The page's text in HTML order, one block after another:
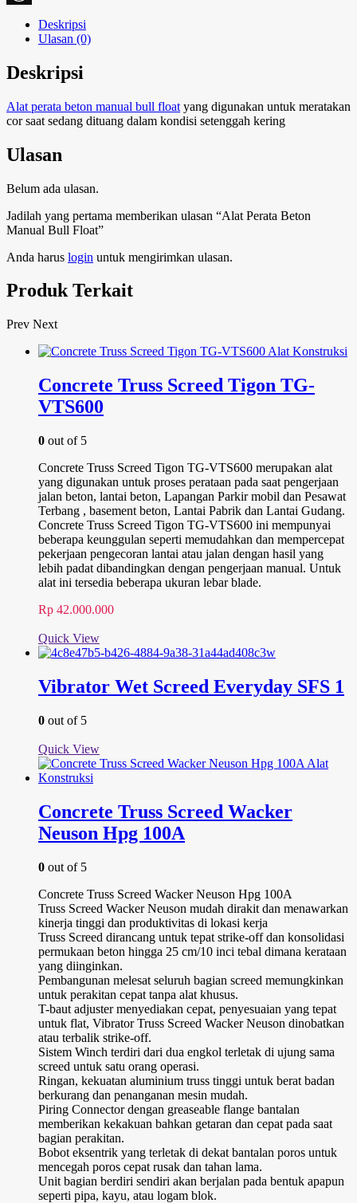
WordPress
Deskripsi
Ulasan (0)
Deskripsi
Alat perata beton manual bull float yang digunakan untuk meratakan
cor saat sedang dituang dalam kondisi setenggah kering
Ulasan
Belum ada ulasan.
Jadilah yang pertama memberikan ulasan “Alat Perata Beton
Manual Bull Float”
Anda harus login untuk mengirimkan ulasan.
Produk Terkait
Prev Next
Concrete Truss Screed Tigon TG-
VTS600
0 out of 5
Concrete Truss Screed Tigon TG-VTS600 merupakan alat
yang digunakan untuk proses perataan pada saat pengerjaan
jalan beton, lantai beton, Lapangan Parkir mobil dan Pesawat
Terbang , basement beton, Lantai Pabrik dan Lantai Gudang.
Concrete Truss Screed Tigon TG-VTS600 ini mempunyai
beberapa keunggulan seperti memudahkan dan mempercepat
pekerjaan pengecoran lantai atau jalan dengan hasil yang
lebih padat dibandingkan dengan pengerjaan manual. Untuk
alat ini tersedia beberapa ukuran lebar blade.
Rp 42.000.000
Quick View
Vibrator Wet Screed Everyday SFS 1
0 out of 5
Quick View
Concrete Truss Screed Wacker
Neuson Hpg 100A
0 out of 5
Concrete Truss Screed Wacker Neuson Hpg 100A
Truss Screed Wacker Neuson mudah dirakit dan menawarkan
kinerja tinggi dan produktivitas di lokasi kerja
Truss Screed dirancang untuk tepat strike-off dan konsolidasi
permukaan beton hingga 25 cm/10 inci tebal dimana kerataan
yang diinginkan.
Pembangunan melesat seluruh bagian screed memungkinkan
untuk perakitan cepat tanpa alat khusus.
T-baut adjuster menyediakan cepat, penyesuaian yang tepat
untuk flat, Vibrator Truss Screed Wacker Neuson dinobatkan
atau terbalik strike-off.
Sistem Winch terdiri dari dua engkol terletak di ujung sama
screed untuk satu orang operasi.
Ringan, kekuatan aluminium truss tinggi untuk berat badan
berkurang dan penanganan mesin mudah.
Piring Connector dengan greaseable flange bantalan
memberikan kekakuan bahkan getaran dan cepat pada saat
bagian perakitan.
Bobot eksentrik yang terletak di dekat bantalan poros untuk
mencegah poros cepat rusak dan tahan lama.
Unit bagian berdiri sendiri akan berjalan pada bentuk apapun
seperti pipa, kayu, atau logam blok.